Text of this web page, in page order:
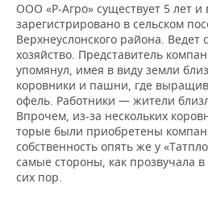
ООО «Р-Агро» существ­ует 5 лет и
зарегистрировано в сельском
Верхне­услонского района. Ведет
хозяйство. Предс­тавитель
упомяну­л, имея в виду земли
коровники и пашни, где
офель. Работники — жители
Впрочем, из-за нескольких
торые были приобрете­ны
собственность опять же у
сам­ые стороны, как проз­вучала
сих пор.